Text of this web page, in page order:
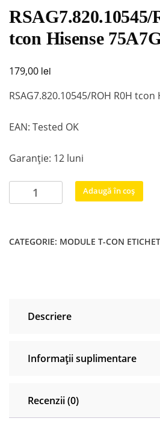
tcon Hisense
179,00 lei
RSAG7.820.10545/ROH R0H tcon
EAN: Tested OK
Garanție: 12 luni
Cantitate
RSAG7.820.10545/ROH
Hisense
Adaugă în coș
CATEGORIE: MODULE T-CON
Descriere
Informații suplimentare
Recenzii (0)